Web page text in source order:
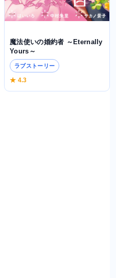
魔法使いの婚約者 ～Eternally
Yours～
ラブストーリー
★ 4.3